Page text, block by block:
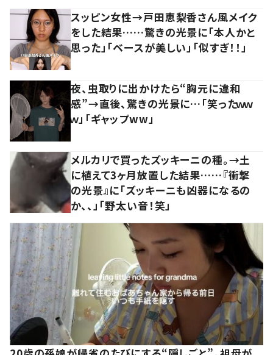
スッピン女性→戸田恵梨香さん風メイク
をした結果……驚きの光景に「本人かと
思った」「ベースが美しい」「似すぎ！！」
夜、虫取りに出かけたら“胸元に違和
感”→直後、驚きの光景に…「笑ったｗｗ
ｗ」「ギャップww」
メルカリで買ったズッキーニの種。→土
に植えて3ヶ月放置した結果……『衝撃
の光景』に「ズッキーニも凶器になるの
か、、」「野太い音！笑」